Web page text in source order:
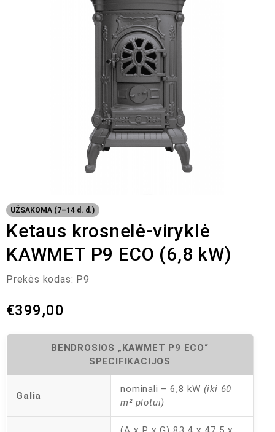
UŽSAKOMA (7–14 d. d.)
Ketaus krosnelė-viryklė
KAWMET P9 ECO (6,8 kW)
Prekės kodas: P9
€399,00
BENDROSIOS „KAWMET P9 ECO“
SPECIFIKACIJOS
Galia
nominali – 6,8 kW (iki 60
m² plotui)